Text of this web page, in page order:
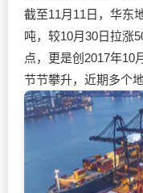
截至11月11日，华东
吨，较10月30日拉涨
点，更是创2017年10
节节攀升，近期多个